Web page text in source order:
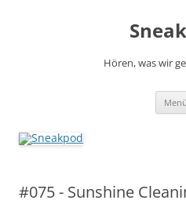
Hören, was wir
Menü
#075 - Sunshine